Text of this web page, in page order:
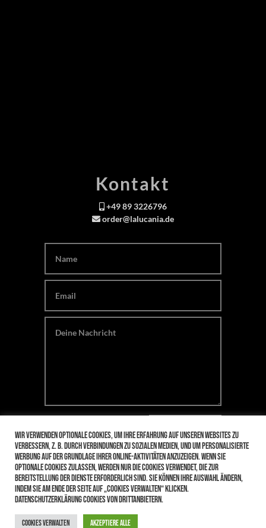
Kontakt
+49 89 3226796
order@lalucania.de
Copyright © 2021 | Restaurant La Lucania
Impressum|Datenschutz
Wir verwenden optionale Cookies, um Ihre Erfahrung auf unseren Websites zu
verbessern, z. B. durch Verbindungen zu sozialen Medien, und um personalisierte
Werbung auf der Grundlage Ihrer Online-Aktivitäten anzuzeigen. Wenn Sie
optionale Cookies zulassen, werden nur die Cookies verwendet, die zur
Bereitstellung der Dienste erforderlich sind. Sie können Ihre Auswahl ändern,
indem Sie am Ende der Seite auf „Cookies verwalten“ klicken.
Datenschutzerklärung Cookies von Drittanbietern.
Cookies verwalten Akzeptiere alle